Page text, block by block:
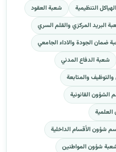
التنظيمية
شعبة العقود
البريد المركزي والقلم السري
ضمان الجودة والاداء الجامعي
شعبة الدفاع المدني
والمتابعة
الشؤون القانونية
شؤون الأقسام الداخلية
شؤون المواطنين